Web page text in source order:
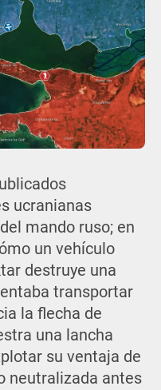
ucranianas
mando ruso; en
un vehículo
destruye una
transportar
la flecha de
una lancha
su ventaja de
neutralizada antes